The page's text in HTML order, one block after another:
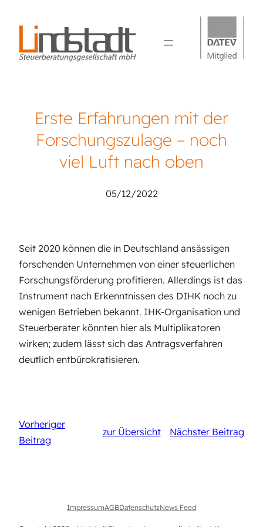
Erste Erfahrungen mit der
Forschungszulage – noch
viel Luft nach oben
05/12/2022
Seit 2020 können die in Deutschland ansässigen
forschenden Unternehmen von einer steuerlichen
Forschungsförderung profitieren. Allerdings ist das
Instrument nach Erkenntnissen des DIHK noch zu
wenigen Betrieben bekannt. IHK-Organisation und
Steuerberater könnten hier als Multiplikatoren
wirken; zudem lässt sich das Antragsverfahren
deutlich entbürokratisieren.
Vorheriger
Beitrag
zur Übersicht Nächster Beitrag
ImpressumAGBDatenschutzNews Feed